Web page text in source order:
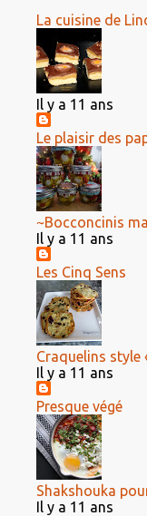
La cuisine de
Il y a 11 ans
Le plaisir des
~Bocconcinis
Il y a 11 ans
Les Cinq Sens
Craquelins style
Il y a 11 ans
Presque végé
Shakshouka
Il y a 11 ans